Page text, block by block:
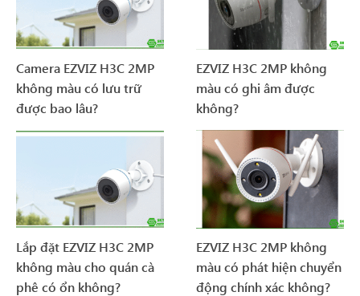
Camera EZVIZ H3C 2MP
không màu có lưu trữ
được bao lâu?
EZVIZ H3C 2MP không
màu có ghi âm được
không?
Lắp đặt EZVIZ H3C 2MP
không màu cho quán cà
phê có ổn không?
EZVIZ H3C 2MP không
màu có phát hiện chuyển
động chính xác không?